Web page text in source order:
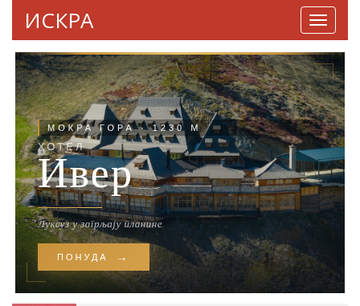
ИСКРА